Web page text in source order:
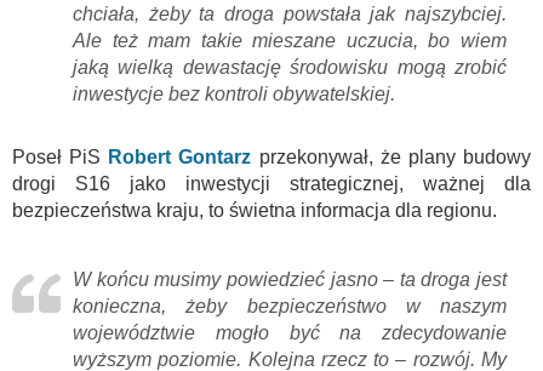
chciała, żeby ta droga powstała jak najszybciej.
Ale też mam takie mieszane uczucia, bo wiem
jaką wielką dewastację środowisku mogą zrobić
inwestycje bez kontroli obywatelskiej.
Poseł PiS Robert Gontarz przekonywał, że plany budowy
drogi S16 jako inwestycji strategicznej, ważnej dla
bezpieczeństwa kraju, to świetna informacja dla regionu.
W końcu musimy powiedzieć jasno – ta droga jest
konieczna, żeby bezpieczeństwo w naszym
województwie mogło być na zdecydowanie
wyższym poziomie. Kolejna rzecz to – rozwój. My